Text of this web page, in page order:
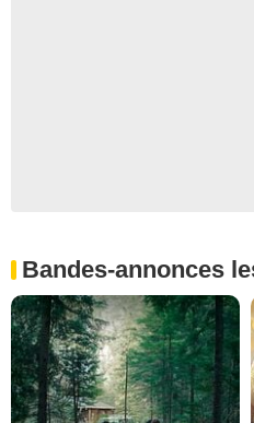
Bandes-annonces